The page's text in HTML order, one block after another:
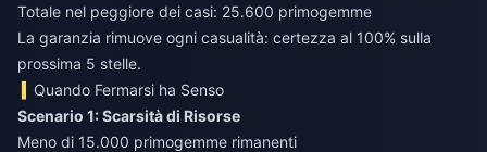
Totale nel peggiore dei casi: 25.600 primogemme
La garanzia rimuove ogni casualità: certezza al 100% sulla
prossima 5 stelle.
Quando Fermarsi ha Senso
Scenario 1: Scarsità di Risorse
Meno di 15.000 primogemme rimanenti